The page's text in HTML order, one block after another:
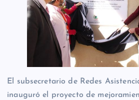
El subsecretario de Redes
inauguró el proyecto de